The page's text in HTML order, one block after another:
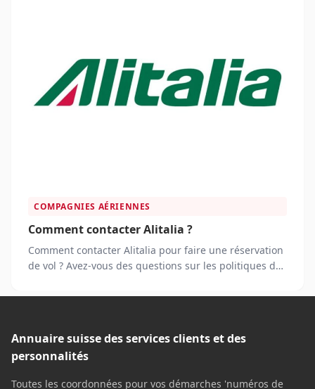
COMPAGNIES AÉRIENNES
Comment contacter Alitalia ?
Comment contacter Alitalia pour faire une réservation
de vol ? Avez-vous des questions sur les politiques de
Annuaire suisse des services clients et des
personnalités
Toutes les coordonnées pour vos démarches 'numéros de